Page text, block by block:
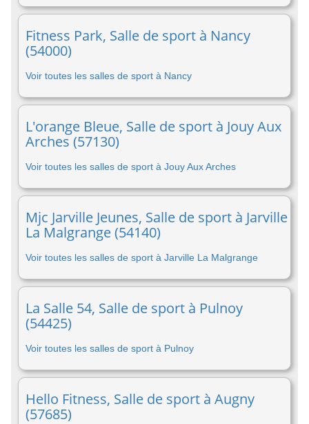
Fitness Park, Salle de sport à Nancy
(54000)
Voir toutes les salles de sport à Nancy
L'orange Bleue, Salle de sport à Jouy Aux
Arches (57130)
Voir toutes les salles de sport à Jouy Aux Arches
Mjc Jarville Jeunes, Salle de sport à Jarville
La Malgrange (54140)
Voir toutes les salles de sport à Jarville La Malgrange
La Salle 54, Salle de sport à Pulnoy
(54425)
Voir toutes les salles de sport à Pulnoy
Hello Fitness, Salle de sport à Augny
(57685)